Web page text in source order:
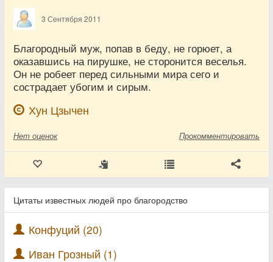
3 Сентября 2011
Благородный муж, попав в беду, не горюет, а
оказавшись на пирушке, не сторонится веселья.
Он не робеет перед сильными мира сего и
сострадает убогим и сирым.
Хун Цзычен
Нет оценок Прокомментировать
Цитаты известных людей про благородство
Конфуций (20)
Иван Грозный (1)